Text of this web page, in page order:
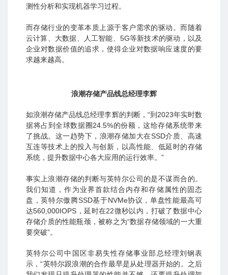
测性分析和实现机器学习过程。
而存储行业的变革本质上源于客户需求的驱动。而随着
云计算、大数据、人工智能、5G等新技术的驱动，以及
企业对数据价值的追求，使得企业对数据响应速度的要
求越来越高。
浪潮存储产品线总经理李辉
如浪潮存储产品线总经理李辉的判断，“到2023年实时数
据将占到全球数据圈24.5%的份额，这给存储系统带来
了挑战。这一趋势下，浪潮存储加大在SSD介质、高速
互连等技术上的投入与创新，以高性能、低延时的存储
系统，提升数据中心各大应用的运行效率。”
事实上浪潮存储的判断与英特尔公司的是不谋而合的。
我们知道，作为业界首款结合内存和存储属性的固态
盘，英特尔傲腾SSD基于NVMe协议，单盘性能最高可
达560,000IOPS，延时在22微秒以内，打破了数据中心
存储介质的性能瓶颈，被称之为“数据存储领域的一大重
要突破”。
英特尔公司中国区非易失性存储事业部总经理刘钢表
示，“英特尔跟浪潮的合作最早是从处理器开始的。之后